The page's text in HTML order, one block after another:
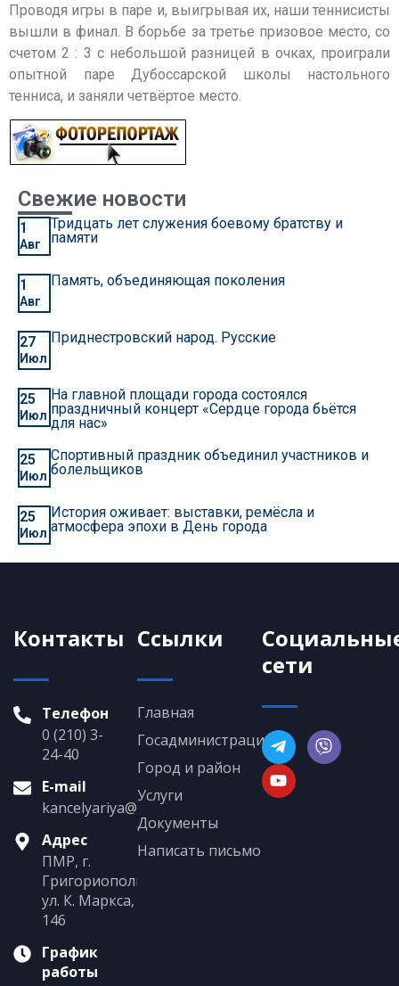
Проводя игры в паре и, выигрывая их, наши теннисисты
вышли в финал. В борьбе за третье призовое место, со
счетом 2 : 3 с небольшой разницей в очках, проиграли
опытной паре Дубоссарской школы настольного
тенниса, и заняли четвёртое место.
Свежие новости
1
Авг
Тридцать лет служения боевому братству и
памяти
1
Авг
Память, объединяющая поколения
27
Июл
Приднестровский народ. Русские
25
Июл
На главной площади города состоялся
праздничный концерт «Сердце города бьётся
для нас»
25
Июл
Спортивный праздник объединил участников и
болельщиков
25
Июл
История оживает: выставки, ремёсла и
атмосфера эпохи в День города
Контакты
Телефон
0 (210) 3-
24-40
E-mail
kancelyariya@grigoriopol.gospmr.org
Адрес
ПМР, г.
Григориополь,
ул. К. Маркса,
146
График
работы
Ссылки
Главная
Госадминистрация
Город и район
Услуги
Документы
Написать письмо
сети